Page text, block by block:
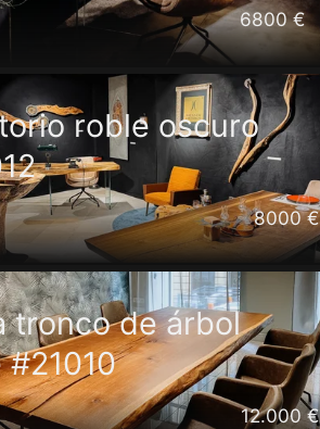
6800 €
roble oscuro
8000 €
tronco de árbol
12.000 €